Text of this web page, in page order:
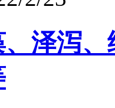
泽泻